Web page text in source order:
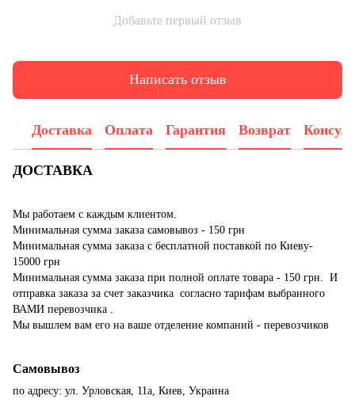
Добавьте первый отзыв
Написать отзыв
Доставка Оплата Гарантия Возврат
ДОСТАВКА
Мы работаем с каждым клиентом.
Минимальная сумма заказа самовывоз - 150 грн
Минимальная сумма заказа с бесплатной поставкой по Киеву-
15000 грн
Минимальная сумма заказа при полной оплате товара - 150 грн. И
отправка заказа за счет заказчика согласно тарифам выбранного
ВАМИ перевозчика .
Мы вышлем вам его на ваше отделение компаний - перевозчиков
Самовывоз
по адресу: ул. Урловская, 11а, Киев, Украина